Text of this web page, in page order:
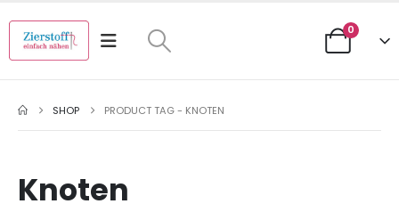
0
SHOP PRODUCT TAG - KNOTEN
Knoten